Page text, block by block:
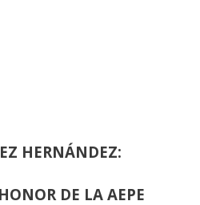
HERNÁNDEZ:
DE LA AEPE